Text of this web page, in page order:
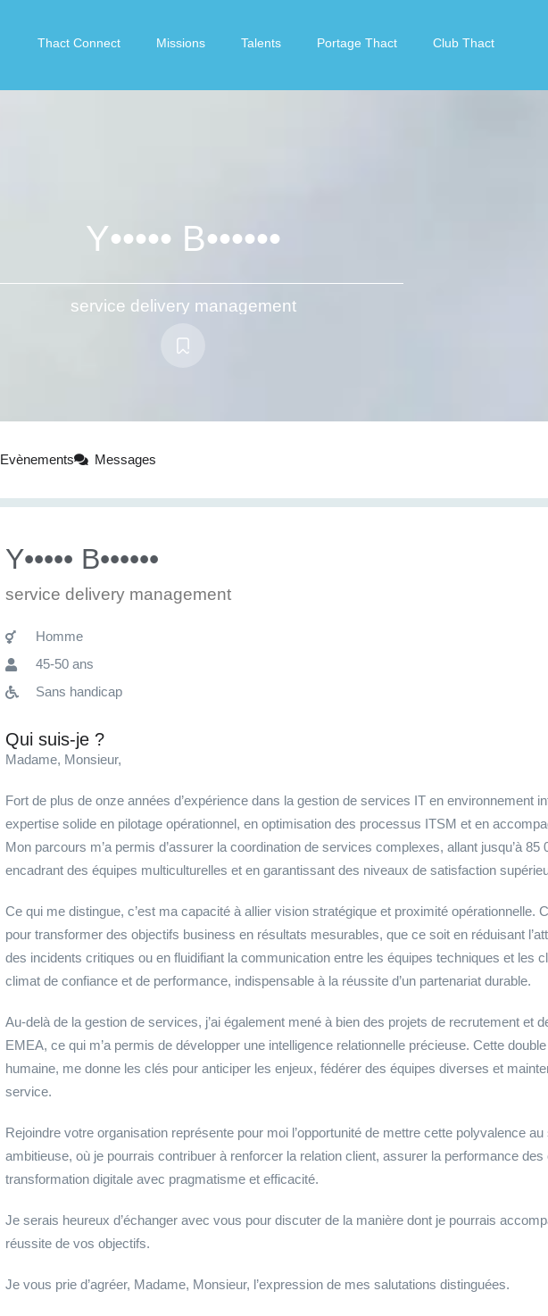
Thact Connect Missions Talents Portage Thact Club Thact
Y••••• B••••••
service delivery management
Evènements Messages
Y••••• B••••••
service delivery management
Homme
45-50 ans
Sans handicap
Qui suis-je ?
Madame, Monsieur,
Fort de plus de onze années d’expérience dans la gestion de services IT en environnement
expertise solide en pilotage opérationnel, en optimisation des processus ITSM et en
Mon parcours m’a permis d’assurer la coordination de services complexes, allant jusqu’à
encadrant des équipes multiculturelles et en garantissant des niveaux de satisfaction
Ce qui me distingue, c’est ma capacité à allier vision stratégique et proximité opérationnelle.
pour transformer des objectifs business en résultats mesurables, que ce soit en réduisant
des incidents critiques ou en fluidifiant la communication entre les équipes techniques et les
climat de confiance et de performance, indispensable à la réussite d’un partenariat durable.
Au-delà de la gestion de services, j’ai également mené à bien des projets de recrutement et
EMEA, ce qui m’a permis de développer une intelligence relationnelle précieuse. Cette
humaine, me donne les clés pour anticiper les enjeux, fédérer des équipes diverses et
service.
Rejoindre votre organisation représente pour moi l’opportunité de mettre cette polyvalence
ambitieuse, où je pourrais contribuer à renforcer la relation client, assurer la performance
transformation digitale avec pragmatisme et efficacité.
Je serais heureux d’échanger avec vous pour discuter de la manière dont je pourrais
réussite de vos objectifs.
Je vous prie d’agréer, Madame, Monsieur, l’expression de mes salutations distinguées.